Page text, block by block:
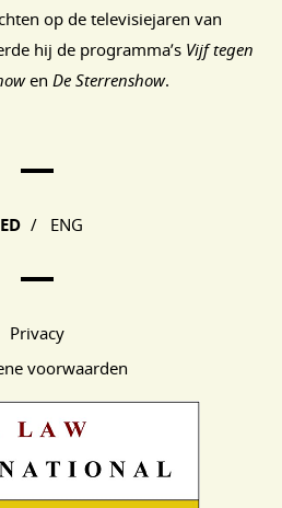
op de televisiejaren van
hij de programma’s Vijf tegen
en De Sterrenshow.
/ ENG
Privacy
voorwaarden